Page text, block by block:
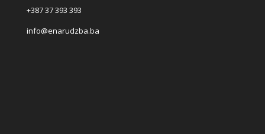
+387 37 393 393
info@enarudzba.ba